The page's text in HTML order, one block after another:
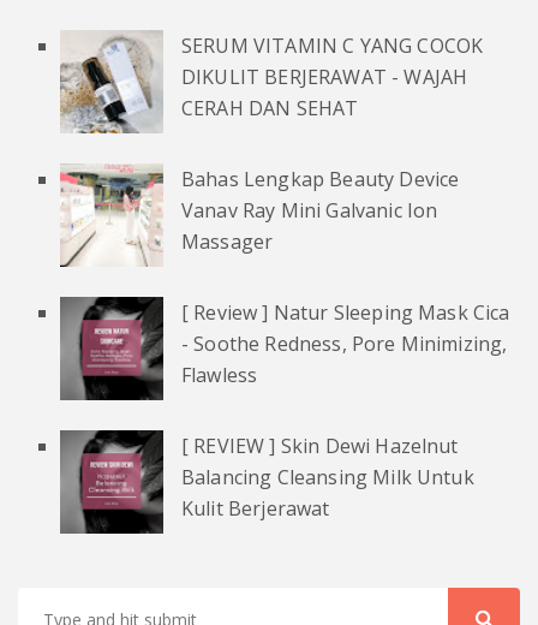
SERUM VITAMIN C YANG COCOK
DIKULIT BERJERAWAT - WAJAH
CERAH DAN SEHAT
Bahas Lengkap Beauty Device
Vanav Ray Mini Galvanic Ion
Massager
[ Review ] Natur Sleeping Mask Cica
- Soothe Redness, Pore Minimizing,
Flawless
[ REVIEW ] Skin Dewi Hazelnut
Balancing Cleansing Milk Untuk
Kulit Berjerawat